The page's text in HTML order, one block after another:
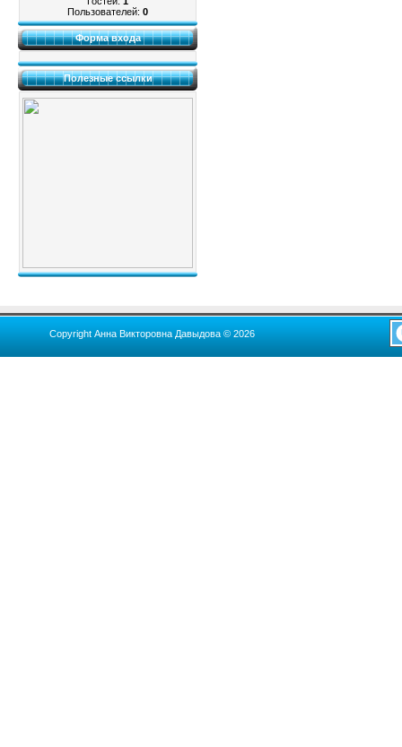
Пользователей: 0
Форма входа
Полезные ссылки
Copyright Анна Викторовна Давыдова © 2026